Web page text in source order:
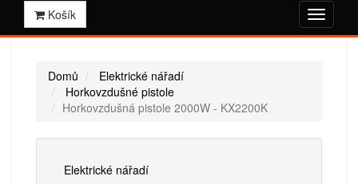
Košík
Domů
Elektrické nářadí
Horkovzdušné pistole
Horkovzdušná pistole 2000W - KX2200K
Elektrické nářadí